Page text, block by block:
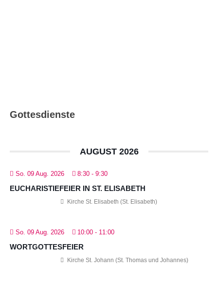
Gottesdienste
AUGUST 2026
So. 09 Aug. 2026 8:30 - 9:30
EUCHARISTIEFEIER IN ST. ELISABETH
Kirche St. Elisabeth (St. Elisabeth)
So. 09 Aug. 2026 10:00 - 11:00
WORTGOTTESFEIER
Kirche St. Johann (St. Thomas und Johannes)